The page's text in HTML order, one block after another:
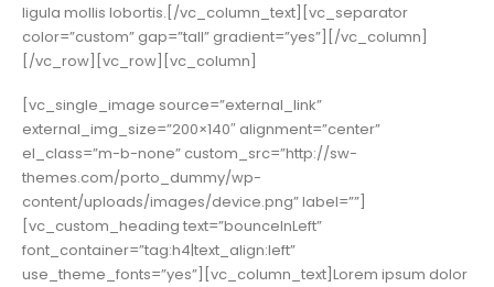
ligula mollis lobortis.[/vc_column_text][vc_separator
color=”custom” gap=”tall” gradient=”yes”][/vc_column]
[/vc_row][vc_row][vc_column]
[vc_single_image source=”external_link”
external_img_size=”200×140″ alignment=”center”
el_class=”m-b-none” custom_src=”http://sw-
themes.com/porto_dummy/wp-
content/uploads/images/device.png” label=””]
[vc_custom_heading text=”bounceInLeft”
font_container=”tag:h4|text_align:left”
use_theme_fonts=”yes”][vc_column_text]Lorem ipsum dolor